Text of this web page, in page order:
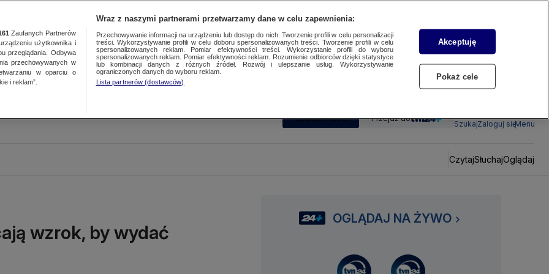
SUBSKRYBUJ Przejdź do
SzukajZaloguj sięMenu
CzytajSłuchajOglądaj
wzrok, by wydać
OGLĄDAJ NA ŻYWO
Zaufanych Partnerów
użytkownika i
przeglądania. Odbywa
przechowywanych w
w oparciu o
i reklam”.
Wraz z naszymi partnerami przetwarzamy dane w celu zapewnienia:
Przechowywanie informacji na urządzeniu lub dostęp do nich. Tworzenie profili w celu personalizacji
treści. Wykorzystywanie profili w celu doboru spersonalizowanych treści. Tworzenie profili w celu
spersonalizowanych reklam. Pomiar efektywności treści. Wykorzystanie profili do wyboru
spersonalizowanych reklam. Pomiar efektywności reklam. Rozumienie odbiorców dzięki statystyce
lub kombinacji danych z różnych źródeł. Rozwój i ulepszanie usług. Wykorzystywanie
ograniczonych danych do wyboru reklam.
Lista partnerów (dostawców)
Akceptuję
Pokaż cele